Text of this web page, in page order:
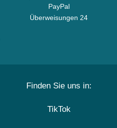
PayPal
Überweisungen 24
Finden Sie uns in:
TikTok